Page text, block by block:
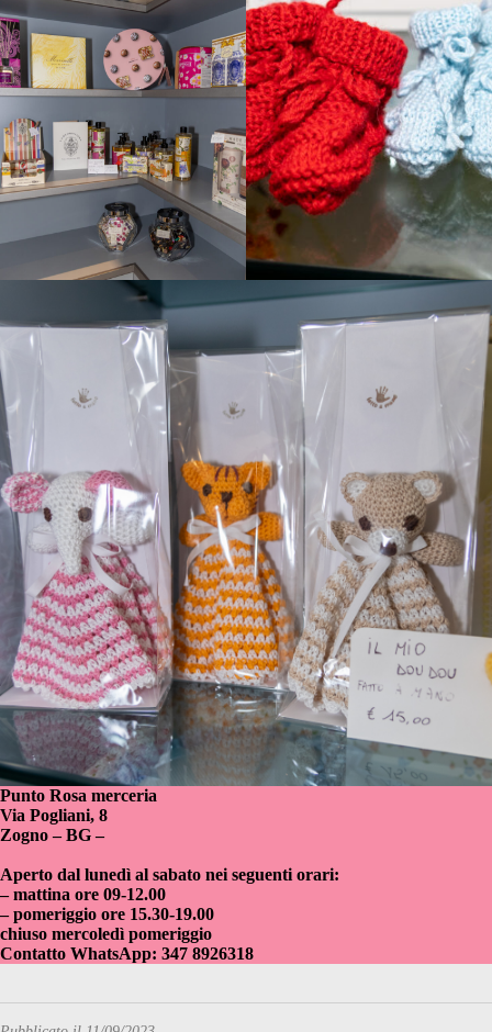
Punto Rosa merceria
Via Pogliani, 8
Zogno – BG –
Aperto dal lunedì al sabato nei seguenti orari:
– mattina ore 09-12.00
– pomeriggio ore 15.30-19.00
chiuso mercoledì pomeriggio
Contatto WhatsApp: 347 8926318